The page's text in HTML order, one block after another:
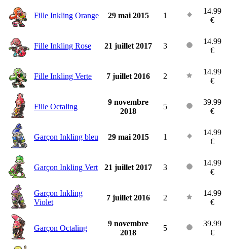
Fille Inkling Orange 29 mai 2015 1
14.99
€
Fille Inkling Rose 21 juillet 2017 3
14.99
€
Fille Inkling Verte 7 juillet 2016 2
14.99
€
Fille Octaling
9 novembre
2018
5
39.99
€
Garçon Inkling bleu 29 mai 2015 1
14.99
€
Garçon Inkling Vert 21 juillet 2017 3
14.99
€
Garçon Inkling
Violet
7 juillet 2016 2
14.99
€
Garçon Octaling
9 novembre
2018
5
39.99
€